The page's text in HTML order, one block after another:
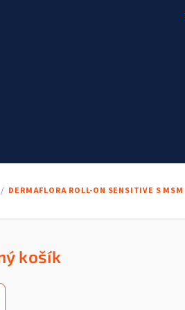
/ DERMAFLORA ROLL-ON SENSITIVE S MSM
košík